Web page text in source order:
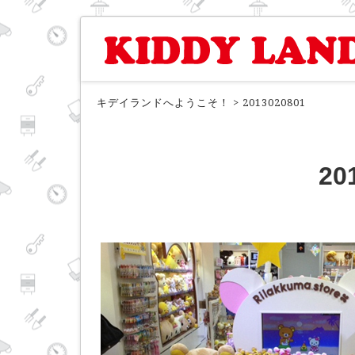
キデイランドへようこそ！ > 2013020801